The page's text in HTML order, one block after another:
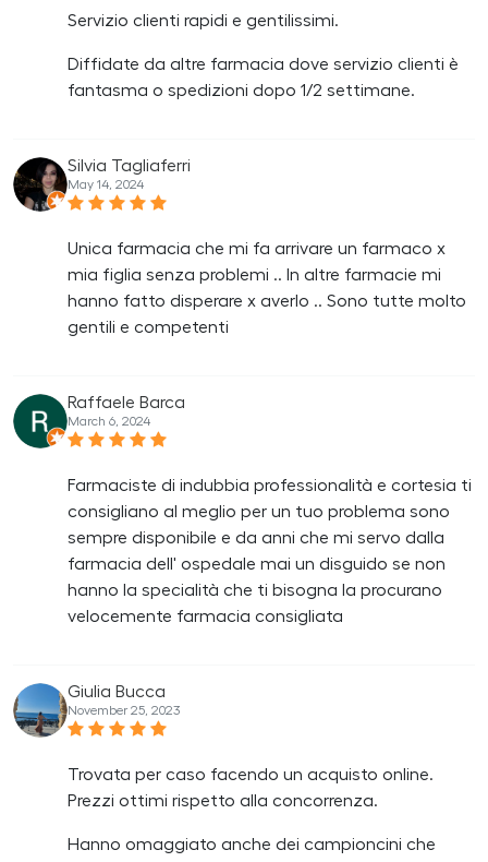
Servizio clienti rapidi e gentilissimi.
Diffidate da altre farmacia dove servizio clienti è
fantasma o spedizioni dopo 1/2 settimane.
Silvia Tagliaferri
May 14, 2024
Unica farmacia che mi fa arrivare un farmaco x
mia figlia senza problemi .. In altre farmacie mi
hanno fatto disperare x averlo .. Sono tutte molto
gentili e competenti
Raffaele Barca
March 6, 2024
Farmaciste di indubbia professionalità e cortesia ti
consigliano al meglio per un tuo problema sono
sempre disponibile e da anni che mi servo dalla
farmacia dell' ospedale mai un disguido se non
hanno la specialità che ti bisogna la procurano
velocemente farmacia consigliata
Giulia Bucca
November 25, 2023
Trovata per caso facendo un acquisto online.
Prezzi ottimi rispetto alla concorrenza.
Hanno omaggiato anche dei campioncini che